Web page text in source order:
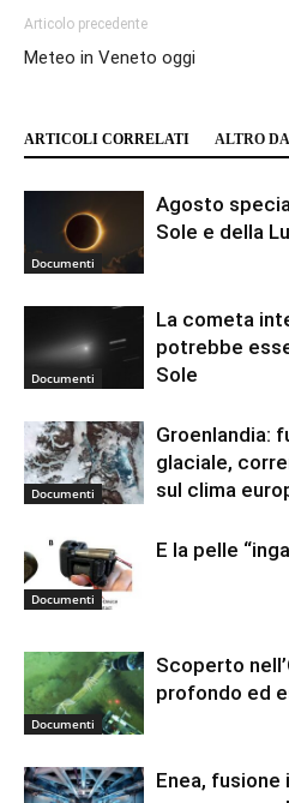
Articolo precedente
Meteo in Veneto oggi
ARTICOLI CORRELATI ALTRO
Documenti
Agosto
Sole e della
Documenti
La cometa
potrebbe
Sole
Documenti
Groenlandia:
glaciale,
sul clima
Documenti
E la pelle
Documenti
Scoperto
profondo ed
Enea, fusione